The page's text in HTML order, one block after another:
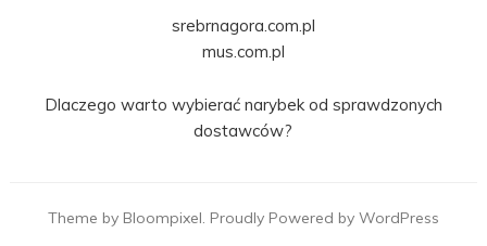
srebrnagora.com.pl
mus.com.pl
Dlaczego warto wybierać narybek od sprawdzonych
dostawców?
Theme by Bloompixel. Proudly Powered by WordPress